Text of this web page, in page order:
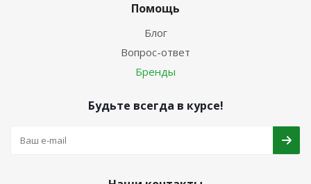
Помощь
Блог
Вопрос-ответ
Бренды
Будьте всегда в курсе!